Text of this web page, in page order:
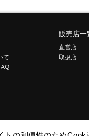
て
販売店一
直営店
取扱店